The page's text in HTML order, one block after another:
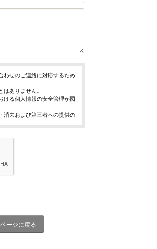
わせのご連絡に対応するため
ありません。
ける個人情報の安全管理が図
消去および第三者への提供の
けない場合には、お問合せ
れによる個人情報の取得、
ージに戻る